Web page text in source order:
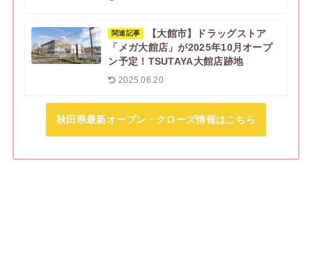
関連記事
【大館市】ドラッグストア
「メガ大館店」が2025年10月オープ
ン予定！TSUTAYA大館店跡地
2025.06.20
秋田県最新オープン・クローズ情報はこちら